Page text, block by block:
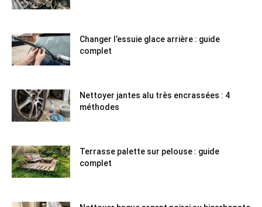
Changer l’essuie glace arrière : guide
complet
Nettoyer jantes alu très encrassées : 4
méthodes
Terrasse palette sur pelouse : guide
complet